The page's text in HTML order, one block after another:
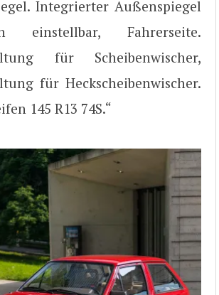
Integrierter Außenspiegel
Fahrerseite.
für Scheibenwischer,
für Heckscheibenwischer.
145 R13 74S.“